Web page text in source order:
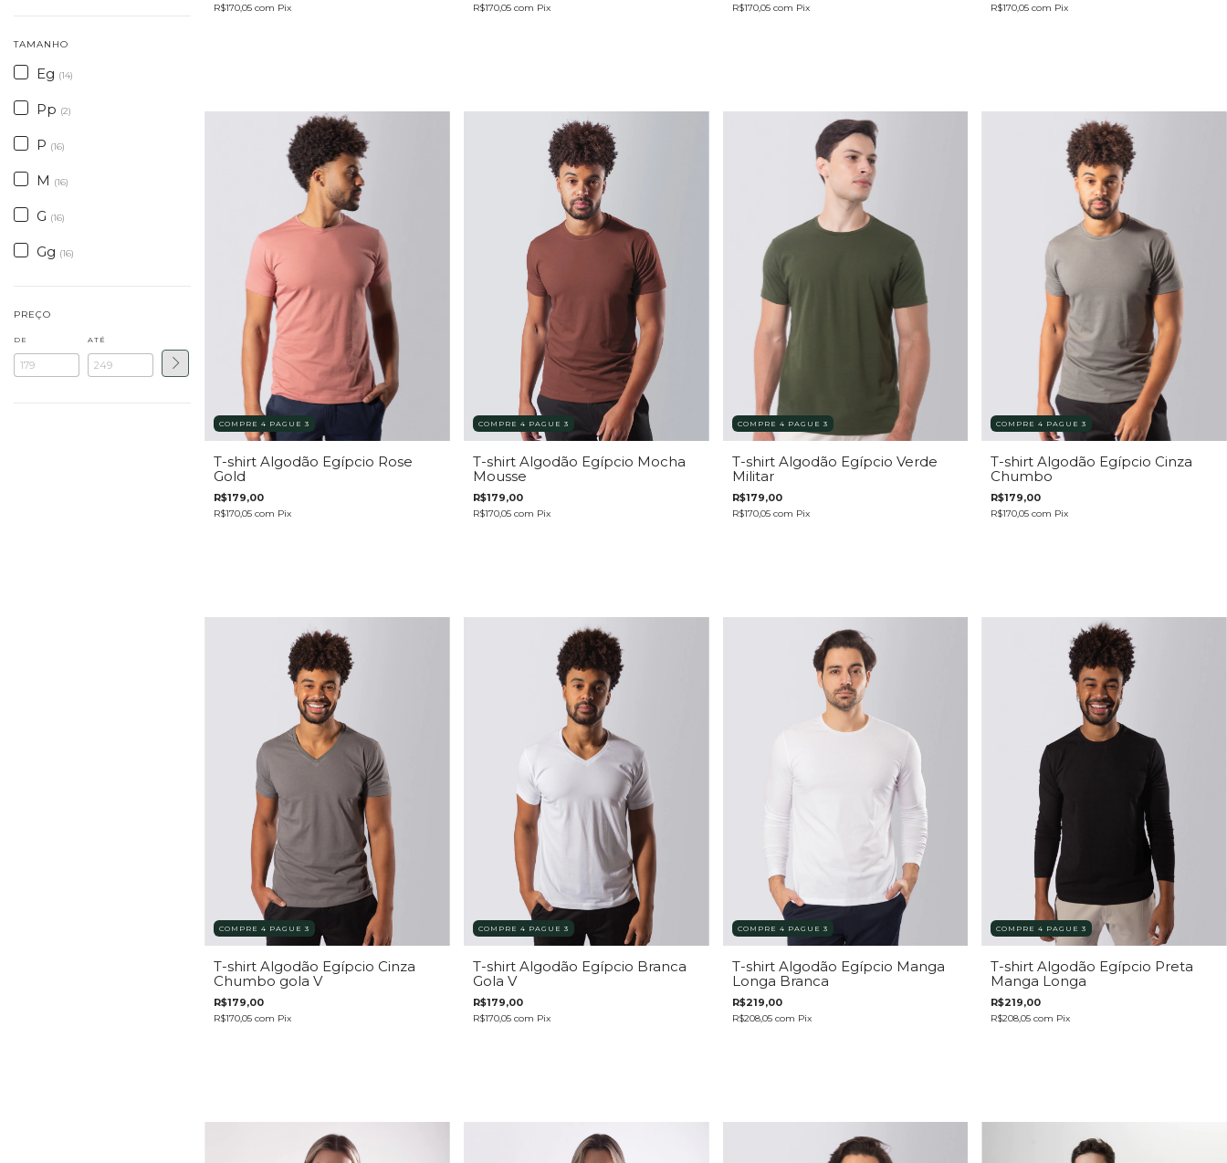
TAMANHO
Eg (14)
Pp (2)
P (16)
M (16)
G (16)
Gg (16)
PREÇO
DE ATÉ
R$170,05 com Pix R$170,05 com Pix R$170,05 com Pix R$170,05com Pix
COMPRE 4 PAGUE 3
T-shirt Algodão Egípcio Rose
Gold
R$179,00
R$170,05 com Pix
COMPRE 4 PAGUE 3
T-shirt Algodão Egípcio Mocha
Mousse
R$179,00
R$170,05 com Pix
COMPRE 4 PAGUE 3
T-shirt Algodão Egípcio Verde
Militar
R$179,00
R$170,05 com Pix
COMPRE 4 PAGUE 3
T-shirt Algodão Egípcio Cinza
Chumbo
R$179,00
R$170,05com Pix
COMPRE 4 PAGUE 3
T-shirt Algodão Egípcio Cinza
Chumbo gola V
R$179,00
R$170,05 com Pix
COMPRE 4 PAGUE 3
T-shirt Algodão Egípcio Branca
Gola V
R$179,00
R$170,05 com Pix
COMPRE 4 PAGUE 3
T-shirt Algodão Egípcio Manga
Longa Branca
R$219,00
R$208,05 com Pix
COMPRE 4 PAGUE 3
T-shirt Algodão Egípcio Preta
Manga Longa
R$219,00
R$208,05com Pix